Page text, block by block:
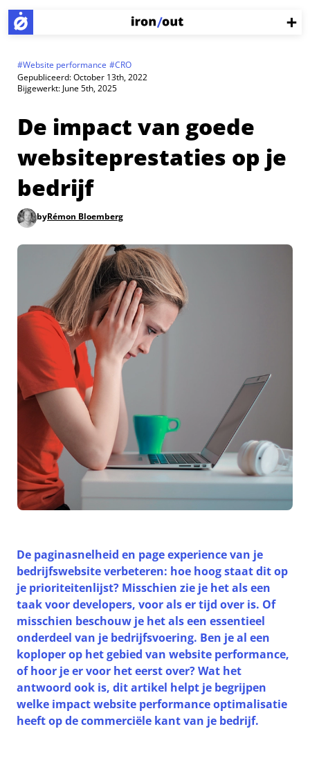
#Website performance #CRO
Gepubliceerd:October 13th, 2022
Bijgewerkt: June 5th, 2025
De impact van goede
websiteprestaties op je
bedrijf
byRémon Bloemberg
De paginasnelheid en page experience van je
bedrijfswebsite verbeteren: hoe hoog staat dit op
je prioriteitenlijst? Misschien zie je het als een
taak voor developers, voor als er tijd over is. Of
misschien beschouw je het als een essentieel
onderdeel van je bedrijfsvoering. Ben je al een
koploper op het gebied van website performance,
of hoor je er voor het eerst over? Wat het
antwoord ook is, dit artikel helpt je begrijpen
welke impact website performance optimalisatie
heeft op de commerciële kant van je bedrijf.